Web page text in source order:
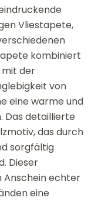
Vliestapete,
kombiniert
mit der
von
eine warme und
Das detaillierte
das durch
sorgfältig
Dieser
echter
eine